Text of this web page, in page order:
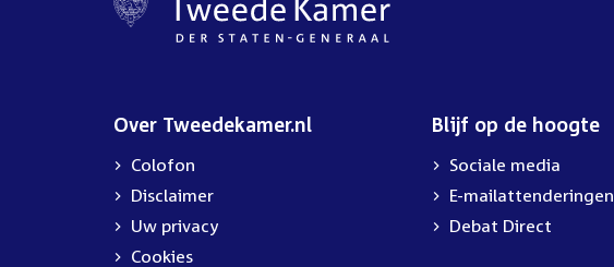
Over Tweedekamer.nl
Colofon
Disclaimer
Uw privacy
Cookies
Blijf op de hoogte
Sociale media
E-mailattenderingen
Debat Direct